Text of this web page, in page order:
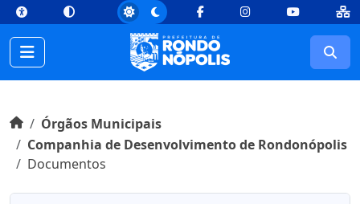
topConteúdo [1] Menu Principal [2] Busca [3] Rodapé [4]
FacebookInstagramYoutube
Início do conteúdo
InícioÓrgãos Municipais
Companhia de Desenvolvimento de Rondonópolis
Documentos